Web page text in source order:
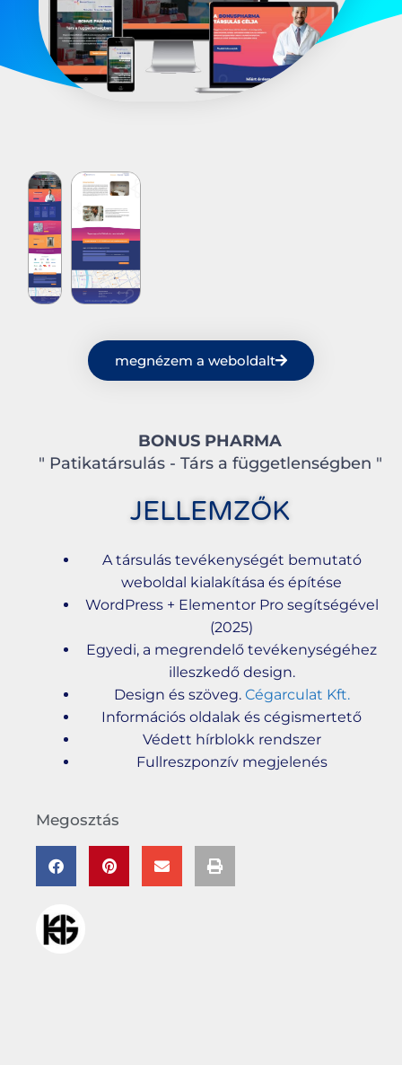
megnézem a weboldalt
BONUS PHARMA
" Patikatársulás - Társ a függetlenségben "
JELLEMZŐK
A társulás tevékenységét bemutató
weboldal kialakítása és építése
WordPress + Elementor Pro segítségével
(2025)
Egyedi, a megrendelő tevékenységéhez
illeszkedő design.
Design és szöveg. Cégarculat Kft.
Információs oldalak és cégismertető
Védett hírblokk rendszer
Fullreszponzív megjelenés
Megosztás